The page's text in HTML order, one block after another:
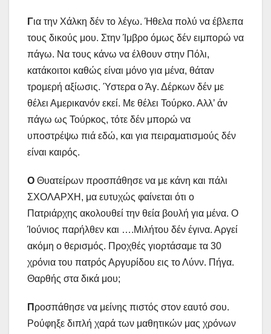
Για την Χάλκη δέν το λέγω. Ήθελα πολύ να έβλεπα
τους δικούς μου. Στην Ίμβρο όμως δέν ειμπορώ να
πάγω. Να τους κάνω να έλθουν στην Πόλι,
κατάκοιτοι καθώς είναι μόνο για μένα, θάταν
τρομερή αξίωσις. Ύστερα ο Άγ. Δέρκων δέν με
θέλει Αμερικανόν εκεί. Με θέλει Τούρκο. Αλλ’ άν
πάγω ως Τούρκος, τότε δέν μπορώ να
υποστρέψω πιά εδώ, και για πειραματισμούς δέν
είναι καιρός.
Ο Θυατείρων προσπάθησε να με κάνη και πάλι
ΣΧΟΛΑΡΧΗ, μα ευτυχώς φαίνεται ότι ο
Πατριάρχης ακολουθεί την θεία βουλή για μένα. Ο
Ίούνιος παρήλθεν και ….Μιλήτου δέν έγινα. Αργεί
ακόμη ο θερισμός. Προχθές γιορτάσαμε τα 30
χρόνια του πατρός Αργυρίδου εις το Λύνν. Πήγα.
Θαρθής στα δικά μου;
Π ροσπάθησε να μείνης πιστός στον εαυτό σου.
Ρούφηξε διπλή χαρά των μαθητικών μας χρόνων